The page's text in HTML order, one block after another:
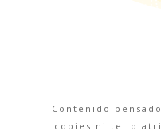
Contenido
copies ni te lo